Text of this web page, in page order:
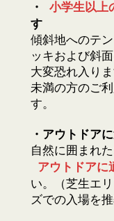
・ 小学生以上
す
傾斜地へのテ
ッキおよび斜
大変恐れ入り
未満の方のご
す。
・アウトドア
自然に囲まれ
アウトドアに
い。（芝生エ
ズでの入場を